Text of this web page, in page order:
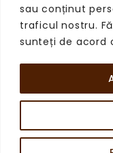
sau conținut
traficul nostru.
sunteți de acord
Copyright ©